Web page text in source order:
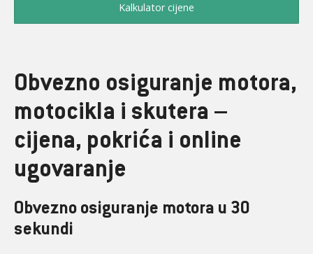
Kalkulator cijene
Obvezno osiguranje motora,
motocikla i skutera –
cijena, pokrića i online
ugovaranje
Obvezno osiguranje motora u 30
sekundi